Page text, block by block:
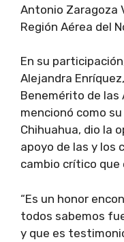
Antonio Zaragoza
Región Aérea del
En su
Alejandra
Benemérito de las
mencionó como
Chihuahua, dio la
apoyo de las y los
cambio crítico que
“Es un honor
todos sabemos
y que es